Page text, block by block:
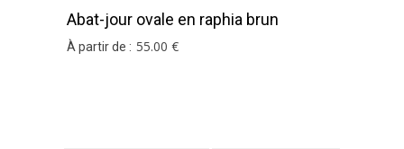
Abat-jour ovale en raphia brun
À partir de : 55.00 €